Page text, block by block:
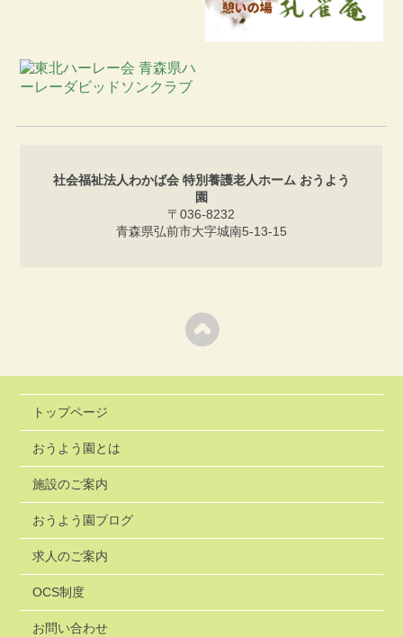
社会福祉法人わかば会 特別養護老人ホーム おうよう
園
〒036-8232
青森県弘前市大字城南5-13-15
トップページ
おうよう園とは
施設のご案内
おうよう園ブログ
求人のご案内
OCS制度
お問い合わせ